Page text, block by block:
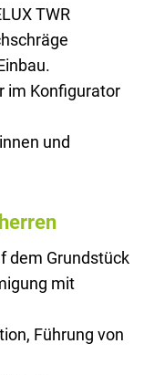
TWR
im Konfigurator
und
dem Grundstück
mit
Führung von